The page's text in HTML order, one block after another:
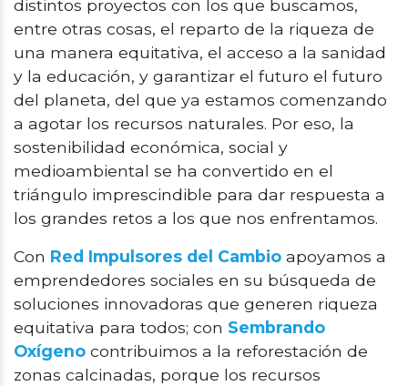
distintos proyectos con los que buscamos,
entre otras cosas, el reparto de la riqueza de
una manera equitativa, el acceso a la sanidad
y la educación, y garantizar el futuro el futuro
del planeta, del que ya estamos comenzando
a agotar los recursos naturales. Por eso, la
sostenibilidad económica, social y
medioambiental se ha convertido en el
triángulo imprescindible para dar respuesta a
los grandes retos a los que nos enfrentamos.
Con Red Impulsores del Cambio apoyamos a
emprendedores sociales en su búsqueda de
soluciones innovadoras que generen riqueza
equitativa para todos; con Sembrando
Oxígeno contribuimos a la reforestación de
zonas calcinadas, porque los recursos